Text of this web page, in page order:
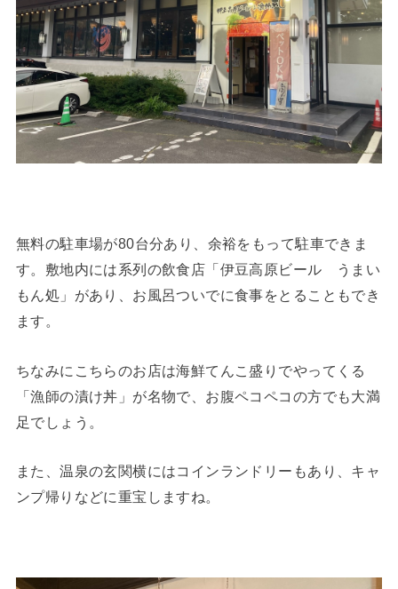
無料の駐車場が80台分あり、余裕をもって駐車できま
す。敷地内には系列の飲食店「伊豆高原ビール うまい
もん処」があり、お風呂ついでに食事をとることもでき
ます。
ちなみにこちらのお店は海鮮てんこ盛りでやってくる
「漁師の漬け丼」が名物で、お腹ペコペコの方でも大満
足でしょう。
また、温泉の玄関横にはコインランドリーもあり、キャ
ンプ帰りなどに重宝しますね。